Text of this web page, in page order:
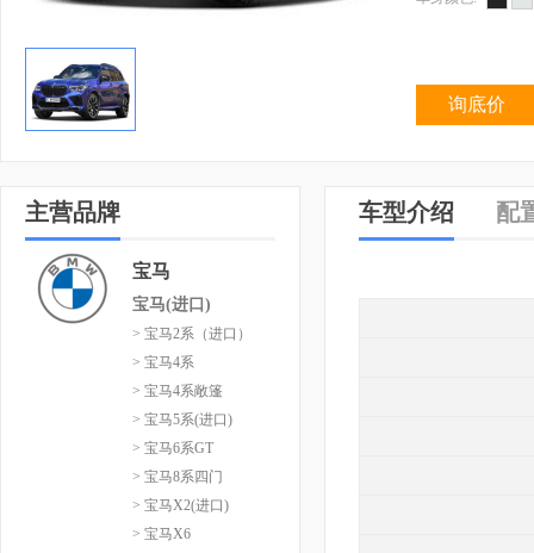
询底价
主营品牌
宝马
宝马(进口)
> 宝马2系（进口）
> 宝马4系
> 宝马4系敞篷
> 宝马5系(进口)
> 宝马6系GT
> 宝马8系四门
> 宝马X2(进口)
> 宝马X6
车型介绍 配